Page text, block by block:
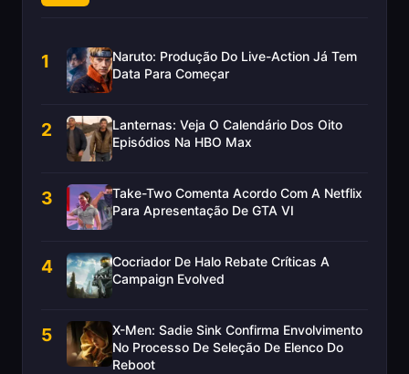
1
Naruto: Produção Do Live-Action Já Tem
Data Para Começar
2
Lanternas: Veja O Calendário Dos Oito
Episódios Na HBO Max
3
Take-Two Comenta Acordo Com A Netflix
Para Apresentação De GTA VI
4
Cocriador De Halo Rebate Críticas A
Campaign Evolved
5
X-Men: Sadie Sink Confirma Envolvimento
No Processo De Seleção De Elenco Do
Reboot